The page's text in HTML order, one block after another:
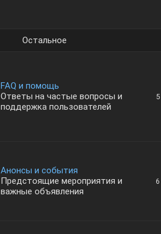
Остальное
FAQ и помощь
Ответы на частые вопросы и
поддержка пользователей
5
Анонсы и события
Предстоящие мероприятия и
важные объявления
6